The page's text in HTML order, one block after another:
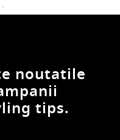
noutatile
tips.